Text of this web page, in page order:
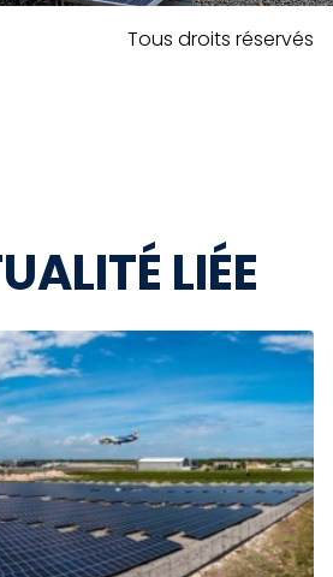
Tous droits réservés
LIÉE